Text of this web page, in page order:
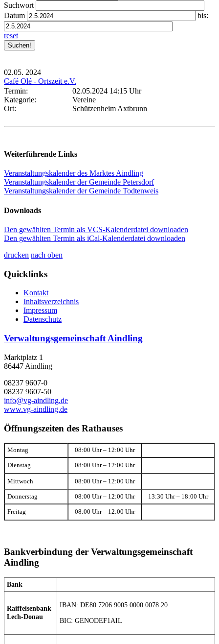
Suchwort
Datum
bis:
reset
02.05. 2024
Café Olé - Ortszeit e.V.
Termin:
02.05.2024 14:15 Uhr
Kategorie:
Vereine
Ort:
Schützenheim Axtbrunn
Weiterführende Links
Veranstaltungskalender des Marktes Aindling
Veranstaltungskalender der Gemeinde Petersdorf
Veranstaltungskalender der Gemeinde Todtenweis
Downloads
Den gewählten Termin als VCS-Kalenderdatei downloaden
Den gewählten Termin als iCal-Kalenderdatei downloaden
drucken nach oben
Quicklinks
Kontakt
Inhaltsverzeichnis
Impressum
Datenschutz
Verwaltungsgemeinschaft Aindling
Marktplatz 1
86447 Aindling
08237 9607-0
08237 9607-50
info@vg-aindling.de
www.vg-aindling.de
Öffnungszeiten des Rathauses
Montag 08:00 Uhr – 12:00 Uhr
Dienstag 08:00 Uhr – 12:00 Uhr
Mittwoch 08:00 Uhr – 12:00 Uhr
Donnerstag 08:00 Uhr – 12:00 Uhr 13:30 Uhr – 18:00 Uhr
Freitag 08:00 Uhr – 12:00 Uhr
Bankverbindung der Verwaltungsgemeinschaft
Aindling
Bank
Raiffeisenbank
Lech-Donau
IBAN: DE80 7206 9005 0000 0078 20
BIC: GENODEF1AIL